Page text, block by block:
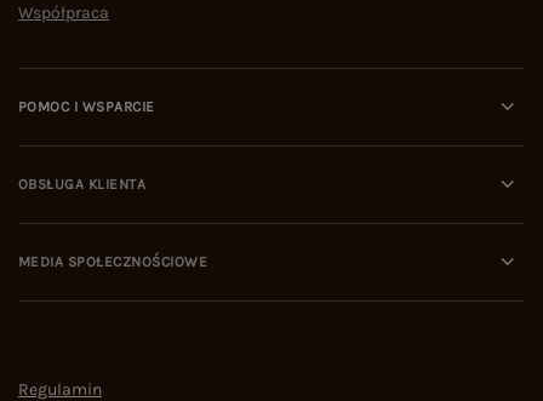
Współpraca
POMOC I WSPARCIE
OBSŁUGA KLIENTA
MEDIA SPOŁECZNOŚCIOWE
Regulamin